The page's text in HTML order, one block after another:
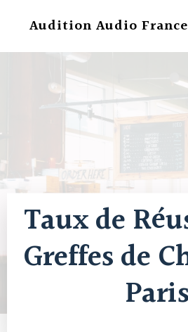
au
Audition Audio France
Taux de
Greffes de
Paris